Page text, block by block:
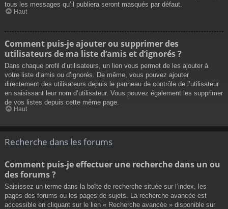
tous les messages qu’il publiera seront masqués par défaut.
Haut
Comment puis-je ajouter ou supprimer des
utilisateurs de ma liste d’amis et d’ignorés ?
Dans chaque profil d’utilisateurs, un lien vous permet de les ajouter à
votre liste d’amis ou d’ignorés. De même, vous pouvez ajouter
directement des utilisateurs depuis le panneau de contrôle de l’utilisateur
en saisissant leur nom d’utilisateur. Vous pouvez également les supprimer
de vos listes depuis cette même page.
Haut
Recherche dans les forums
Comment puis-je effectuer une recherche dans un ou
des forums ?
Saisissez un terme dans la boîte de recherche située sur l’index, les
pages des forums ou les pages de sujets. La recherche avancée est
accessible en cliquant sur le lien « Recherche avancée » disponible sur